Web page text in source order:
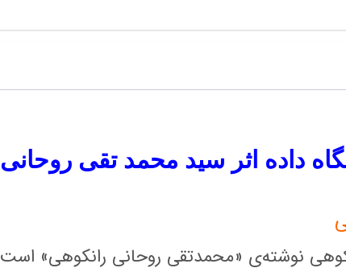
داده اثر سید محمد تقی
نوشته‌ی «محمدتقی روحانی رانکوهی»